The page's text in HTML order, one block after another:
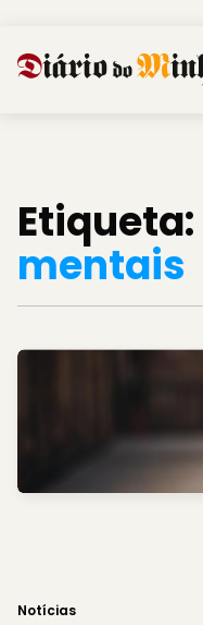
Etiqueta:
mentais
Notícias